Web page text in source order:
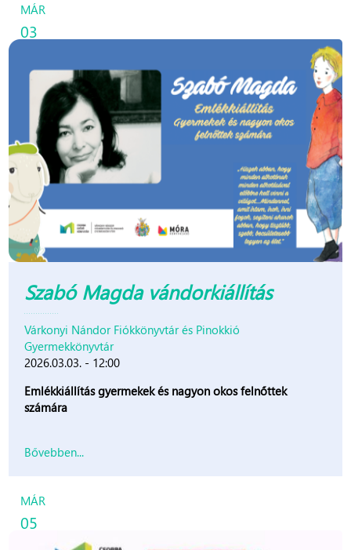
MÁR
03
Szabó Magda vándorkiállítás
Várkonyi Nándor Fiókkönyvtár és Pinokkió
Gyermekkönyvtár
2026.03.03. - 12:00
Emlékkiállítás gyermekek és nagyon okos felnőttek
számára
Bővebben...
MÁR
05